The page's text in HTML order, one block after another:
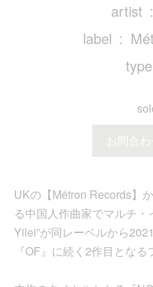
artist
label
type
お問合
UKの【Métron Records】
る中国人作曲家でマルチ
Yilei”が同レーベルから
『OF』に続く2作目となる